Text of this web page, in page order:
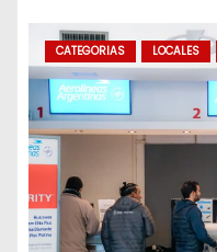
CATEGORIAS LOCALES